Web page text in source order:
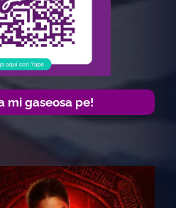
mi gaseosa pe!